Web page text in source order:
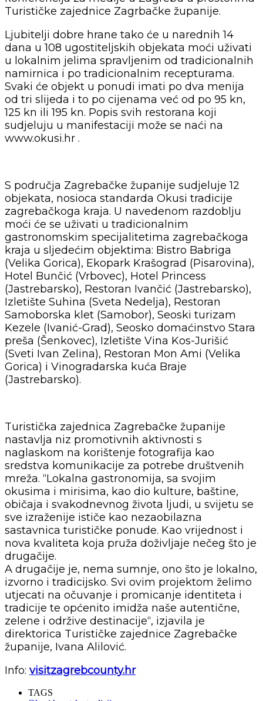
Turističke zajednice Zagrbačke županije.
Ljubitelji dobre hrane tako će u narednih 14
dana u 108 ugostiteljskih objekata moći uživati
u lokalnim jelima spravljenim od tradicionalnih
namirnica i po tradicionalnim recepturama.
Svaki će objekt u ponudi imati po dva menija
od tri slijeda i to po cijenama već od po 95 kn,
125 kn ili 195 kn. Popis svih restorana koji
sudjeluju u manifestaciji može se naći na
www.okusi.hr .
S područja Zagrebačke županije sudjeluje 12
objekata, nosioca standarda Okusi tradicije
zagrebačkoga kraja. U navedenom razdoblju
moći će se uživati u tradicionalnim
gastronomskim specijalitetima zagrebačkoga
kraja u sljedećim objektima: Bistro Babriga
(Velika Gorica), Ekopark Krašograd (Pisarovina),
Hotel Bunčić (Vrbovec), Hotel Princess
(Jastrebarsko), Restoran Ivančić (Jastrebarsko),
Izletište Suhina (Sveta Nedelja), Restoran
Samoborska klet (Samobor), Seoski turizam
Kezele (Ivanić-Grad), Seosko domaćinstvo Stara
preša (Šenkovec), Izletište Vina Kos-Jurišić
(Sveti Ivan Zelina), Restoran Mon Ami (Velika
Gorica) i Vinogradarska kuća Braje
(Jastrebarsko).
Turistička zajednica Zagrebačke županije
nastavlja niz promotivnih aktivnosti s
naglaskom na korištenje fotografija kao
sredstva komunikacije za potrebe društvenih
mreža. “Lokalna gastronomija, sa svojim
okusima i mirisima, kao dio kulture, baštine,
običaja i svakodnevnog života ljudi, u svijetu se
sve izraženije ističe kao nezaobilazna
sastavnica turističke ponude. Kao vrijednost i
nova kvaliteta koja pruža doživljaje nečeg što je
drugačije.
A drugačije je, nema sumnje, ono što je lokalno,
izvorno i tradicijsko. Svi ovim projektom želimo
utjecati na očuvanje i promicanje identiteta i
tradicije te općenito imidža naše autentične,
zelene i održive destinacije“, izjavila je
direktorica Turističke zajednice Zagrebačke
županije, Ivana Alilović.
Info: visitzagrebcounty.hr
TAGS